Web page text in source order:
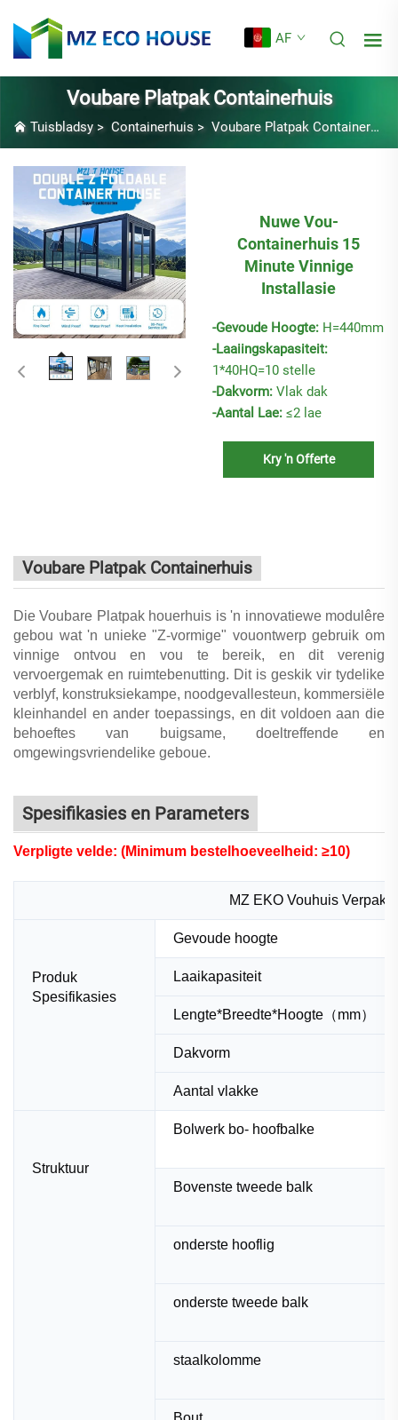
AF
Voubare Platpak Containerhuis
Tuisbladsy> Containerhuis> Voubare Platpak Containerhuis
Nuwe Vou-
Containerhuis 15
Minute Vinnige
Installasie
-Gevoude Hoogte: H=440mm
-Laaiingskapasiteit:
1*40HQ=10 stelle
-Dakvorm: Vlak dak
-Aantal Lae: ≤2 lae
Kry 'n Offerte
Voubare Platpak Containerhuis
Die Voubare Platpak houerhuis is 'n innovatiewe modulêre
gebou wat 'n unieke "Z-vormige" vouontwerp gebruik om
vinnige ontvou en vou te bereik, en dit verenig
vervoergemak en ruimtebenutting. Dit is geskik vir tydelike
verblyf, konstruksiekampe, noodgevallesteun, kommersiële
kleinhandel en ander toepassings, en dit voldoen aan die
behoeftes van buigsame, doeltreffende en
omgewingsvriendelike geboue.
Spesifikasies en Parameters
Verpligte velde: (Minimum bestelhoeveelheid: ≥10)
MZ EKO Vouhuis
Produk
Spesifikasies
Gevoude hoogte
Laaikapasiteit
Lengte*Breedte*Hoogte（mm）
Dakvorm
Aantal vlakke
Struktuur
Bolwerk bo- hoofbalke
Bovenste tweede balk
onderste hooflig
onderste tweede balk
staalkolomme